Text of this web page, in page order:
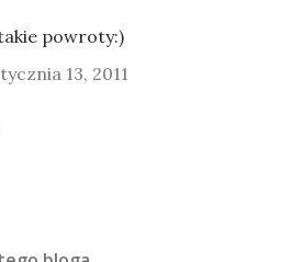
powroty:)
13, 2011